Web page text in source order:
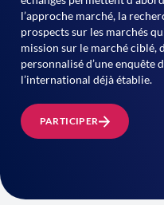
l’approche marché, la
prospects sur les marchés
mission sur le marché ciblé,
personnalisé d’une enquête
l’international déjà établie.
PARTICIPER